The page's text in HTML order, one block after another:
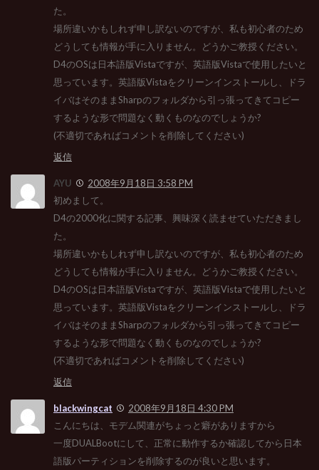
た。
場所違いかもしれず申し訳ないのですが、私も初心者のため
どうしても情報が手に入りません。どうかご教授ください。
D4のOSは日本語版Vistaですが、英語版Vistaで使用したいと
思っています。英語版Vistaをクリーンインストールし、ドラ
イバはそのままSharpのフォルダから引っ張ってきてコピー
するような形で問題なく動くものなのでしょうか?
(不適切であればコメントを削除してください)
返信
AYU
2008年9月18日 3:58 PM
初めまして。
D4の2000化に関する記事、興味深く読ませていただきまし
た。
場所違いかもしれず申し訳ないのですが、私も初心者のため
どうしても情報が手に入りません。どうかご教授ください。
D4のOSは日本語版Vistaですが、英語版Vistaで使用したいと
思っています。英語版Vistaをクリーンインストールし、ドラ
イバはそのままSharpのフォルダから引っ張ってきてコピー
するような形で問題なく動くものなのでしょうか?
(不適切であればコメントを削除してください)
返信
blackwingcat
2008年9月18日 4:30 PM
こんにちは、モデム関連がちょっと癖がありますから
一度DUALBootにして、正常に動作するか確認してから日本
語版パーティションを削除するのが良いと思います。